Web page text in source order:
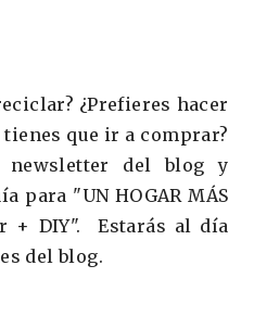
¿Prefieres hacer
que ir a comprar?
newsletter del blog y
para "UN HOGAR MÁS
+ DIY". Estarás al día
del blog.